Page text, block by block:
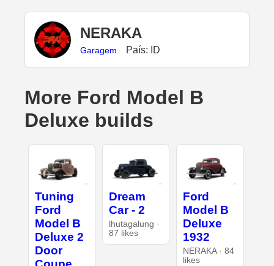
NERAKA
Garagem País: ID
More Ford Model B
Deluxe builds
Tuning
Ford
Model B
Deluxe 2
Door
Dream
Car - 2
lhutagalung ·
87 likes
Ford
Model B
Deluxe
1932
NERAKA · 84
likes